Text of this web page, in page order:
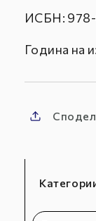
ИСБН:
Година на